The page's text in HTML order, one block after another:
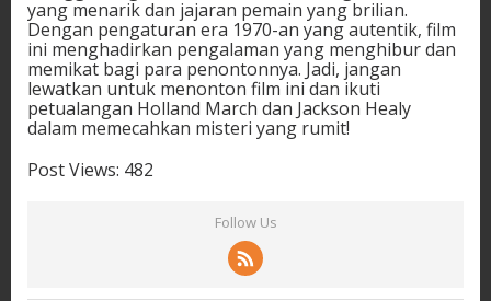
yang menarik dan jajaran pemain yang brilian.
Dengan pengaturan era 1970-an yang autentik, film
ini menghadirkan pengalaman yang menghibur dan
memikat bagi para penontonnya. Jadi, jangan
lewatkan untuk menonton film ini dan ikuti
petualangan Holland March dan Jackson Healy
dalam memecahkan misteri yang rumit!
Post Views: 482
Follow Us